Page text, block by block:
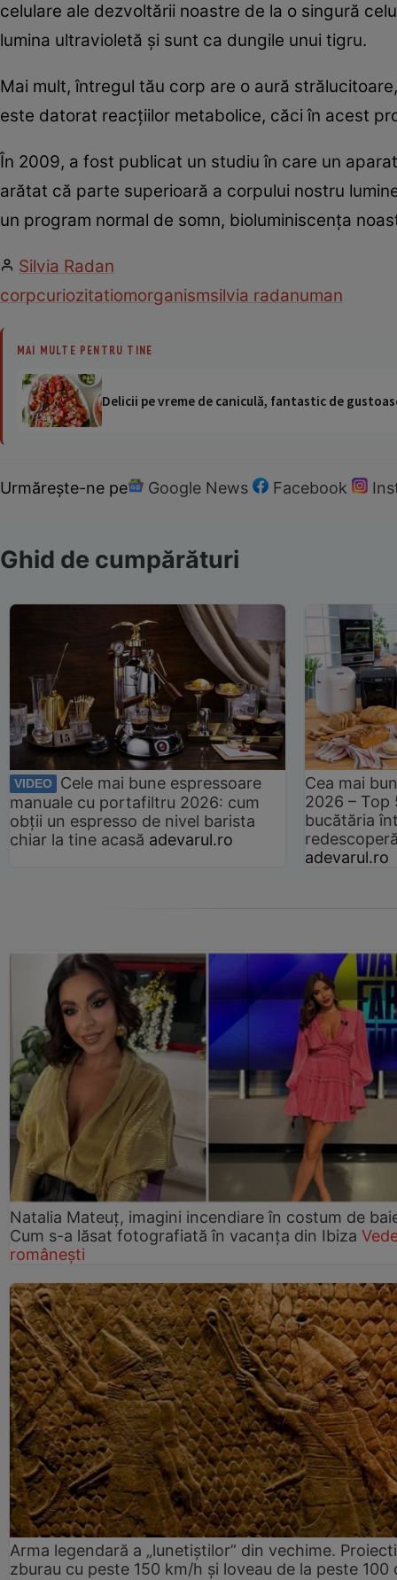
celulare ale dezvoltării noastre de la o singură
lumina ultravioletă şi sunt ca dungile unui tigru.
Mai mult, întregul tău corp are o aură
este datorat reacţiilor metabolice, căci în acest
În 2009, a fost publicat un studiu în care un
arătat că parte superioară a corpului nostru
un program normal de somn, bioluminiscenţa
Silvia Radan
corpcuriozitatiomorganismsilvia radanuman
MAI MULTE PENTRU TINE
Delicii pe vreme de caniculă, fantastic de
Urmărește-ne pe Google News Facebook
Ghid de cumpărături
VIDEO
Cele mai bune espressoare
manuale cu portafiltru 2026: cum
obții un espresso de nivel barista
chiar la tine acasă adevarul.ro
Cea mai
2026 –
bucătăria
adevarul.ro
Natalia Mateuț, imagini incendiare în costum de
Cum s-a lăsat fotografiată în vacanța din Ibiza
românești
Arma legendară a „lunetiștilor” din vechime.
zburau cu peste 150 km/h și loveau de la peste 100